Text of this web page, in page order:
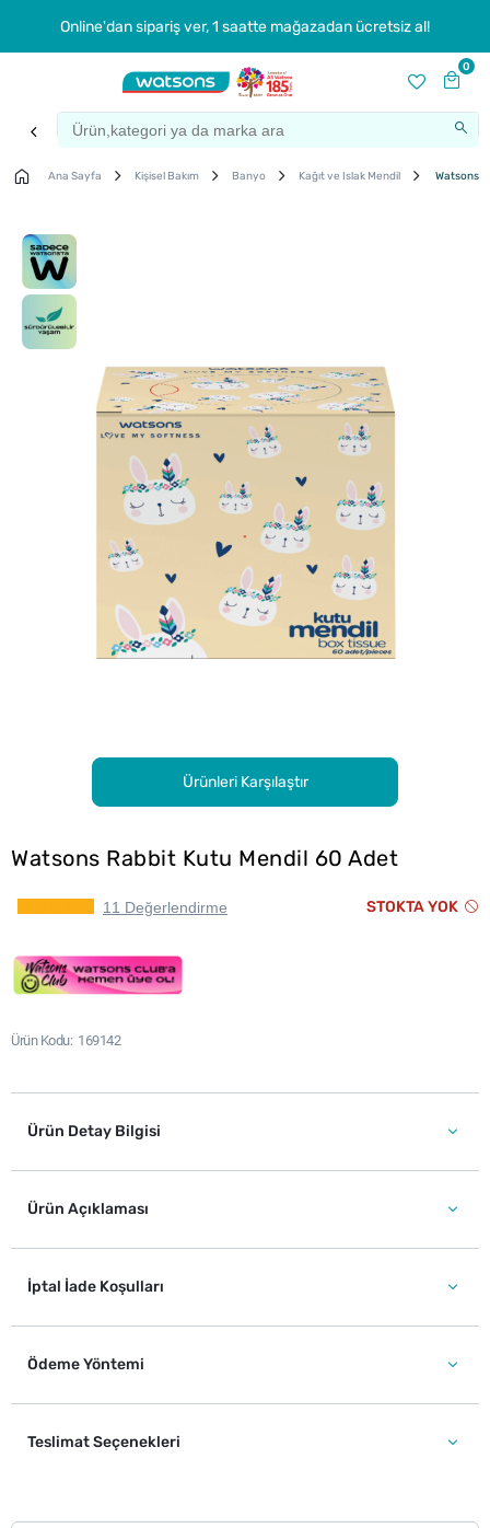
Online'dan sipariş ver, 1 saatte mağazadan ücretsiz al!
0
Ana Sayfa Kişisel Bakım Banyo Kağıt ve Islak Mendil Watsons
Ürünleri Karşılaştır
Watsons Rabbit Kutu Mendil 60 Adet
11 Değerlendirme STOKTA YOK
Ürün Kodu 169142
Ürün Detay Bilgisi
Ürün Açıklaması
İptal İade Koşulları
Ödeme Yöntemi
Teslimat Seçenekleri